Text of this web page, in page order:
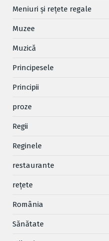
Meniuri și rețete regale
Muzee
Muzică
Principesele
Principii
proze
Regii
Reginele
restaurante
reţete
România
Sănătate